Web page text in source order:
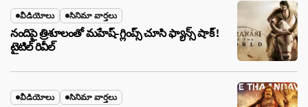
వీడియోలు సినిమా వార్తలు
నందిపై త్రిశూలంతో మహేష్-గ్లింప్స్ చూసి ఫ్యాన్స్ షాక్ !
టైటిల్ రివీల్
వీడియోలు సినిమా వార్తలు